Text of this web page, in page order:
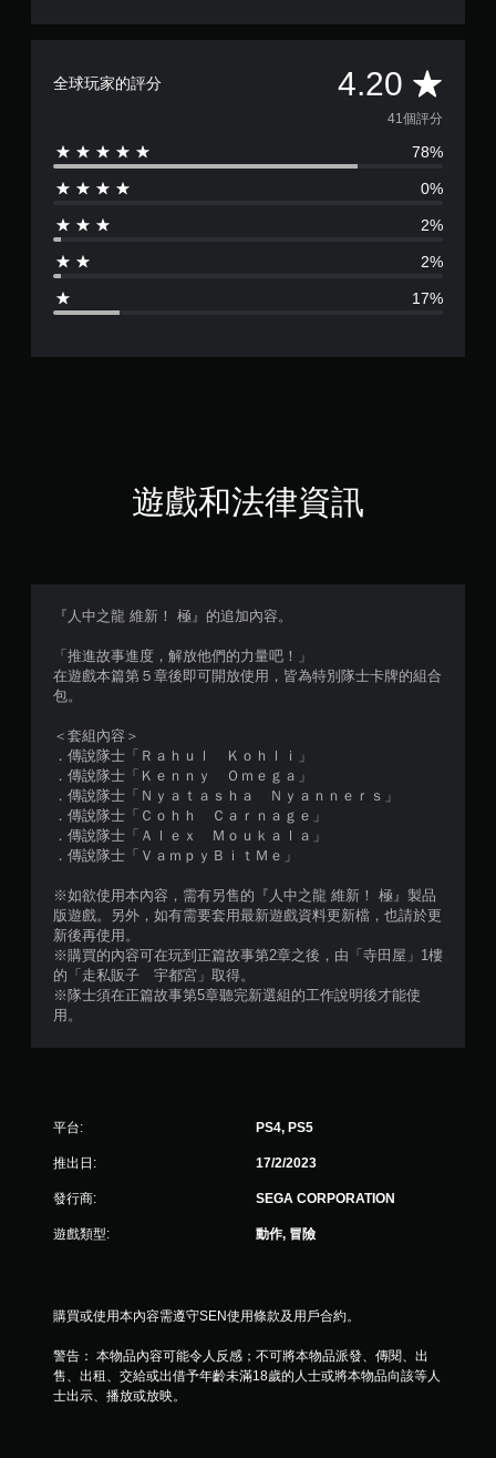
全球玩家的評分 4.20 平
均
評
分
4
2
1
則
評
41個評分
78%
0%
2%
2%
17%
遊戲和法律資訊
『人中之龍 維新！ 極』的追加內容。
「推進故事進度，解放他們的力量吧！」
在遊戲本篇第５章後即可開放使用，皆為特別隊士卡牌的組合
包。
＜套組內容＞
．傳說隊士「Ｒａｈｕｌ Ｋｏｈｌｉ」
．傳說隊士「Ｋｅｎｎｙ Ｏｍｅｇａ」
．傳說隊士「Ｎｙａｔａｓｈａ Ｎｙａｎｎｅｒｓ」
．傳說隊士「Ｃｏｈｈ Ｃａｒｎａｇｅ」
．傳說隊士「Ａｌｅｘ Ｍｏｕｋａｌａ」
．傳說隊士「ＶａｍｐｙＢｉｔＭｅ」
※如欲使用本內容，需有另售的『人中之龍 維新！ 極』製品
版遊戲。另外，如有需要套用最新遊戲資料更新檔，也請於更
新後再使用。
※購買的內容可在玩到正篇故事第2章之後，由「寺田屋」1樓
的「走私販子 宇都宮」取得。
※隊士須在正篇故事第5章聽完新選組的工作說明後才能使
用。
平台: PS4, PS5
推出日: 17/2/2023
發行商: SEGA CORPORATION
遊戲類型: 動作, 冒險
購買或使用本內容需遵守SEN使用條款及用戶合約。
警告： 本物品內容可能令人反感；不可將本物品派發、傳閱、出
售、出租、交給或出借予年齡未滿18歲的人士或將本物品向該等人
士出示、播放或放映。